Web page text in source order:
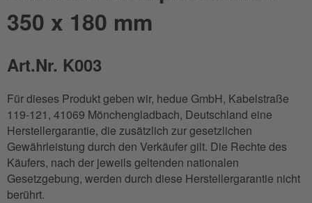
350 x 180 mm
Art.Nr. K003
Für dieses Produkt geben wir, hedue GmbH, Kabelstraße
119-121, 41069 Mönchengladbach, Deutschland eine
Herstellergarantie, die zusätzlich zur gesetzlichen
Gewährleistung durch den Verkäufer gilt. Die Rechte des
Käufers, nach der jeweils geltenden nationalen
Gesetzgebung, werden durch diese Herstellergarantie nicht
berührt.